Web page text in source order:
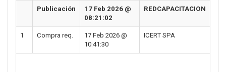
Publicación
17 Feb 2026 @
08:21:02
REDCAPACITACION
1 Compra req.
17 Feb 2026 @
10:41:30
ICERT SPA